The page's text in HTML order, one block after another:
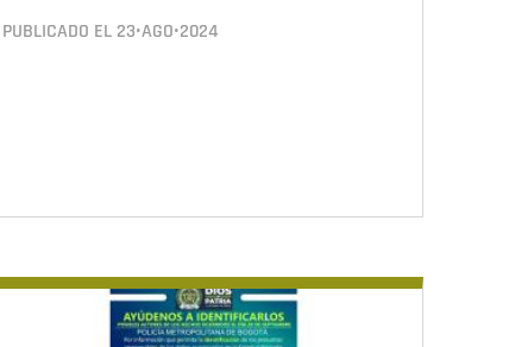
PUBLICADO EL 23•AGO•2024